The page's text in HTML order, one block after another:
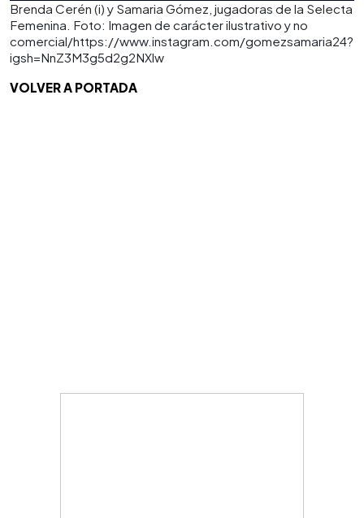
Brenda Cerén (i) y Samaria Gómez, jugadoras de la Selecta
Femenina. Foto: Imagen de carácter ilustrativo y no
comercial/https://www.instagram.com/gomezsamaria24?
igsh=NnZ3M3g5d2g2NXlw
VOLVER A PORTADA